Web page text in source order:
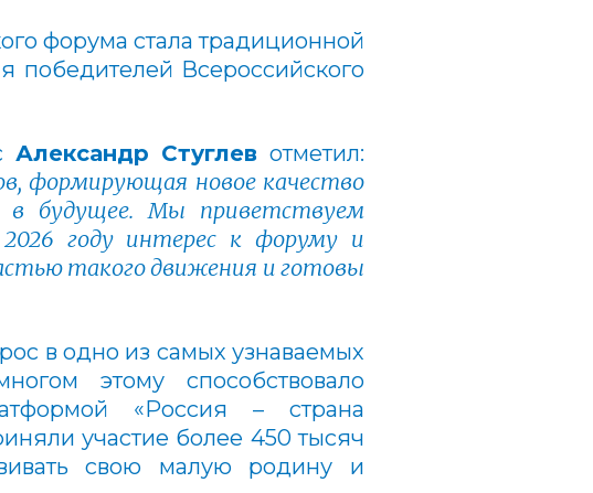
форума стала традиционной
Всероссийского
Александр Стуглев отметил:
формирующая новое качество
в будущее. Мы приветствуем
году интерес к форуму и
такого движения и готовы
в одно из самых узнаваемых
этому способствовало
«Россия – страна
участие более 450 тысяч
свою малую родину и